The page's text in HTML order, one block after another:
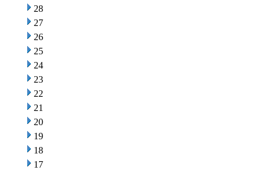
28
27
26
25
24
23
22
21
20
19
18
17